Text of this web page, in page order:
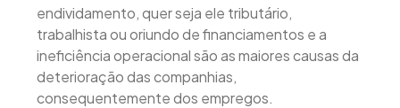
endividamento, quer seja ele tributário,
trabalhista ou oriundo de financiamentos e a
ineficiência operacional são as maiores causas da
deterioração das companhias,
consequentemente dos empregos.